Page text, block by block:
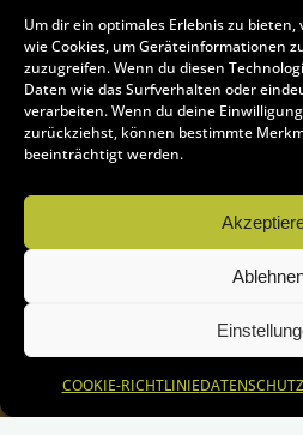
Um dir ein optimales Erlebnis zu
wie Cookies, um Geräteinformationen
zuzugreifen. Wenn du diesen
Daten wie das Surfverhalten oder
verarbeiten. Wenn du deine
zurückziehst, können bestimmte
beeinträchtigt werden.
COOKIE-RICHTLINIE Start